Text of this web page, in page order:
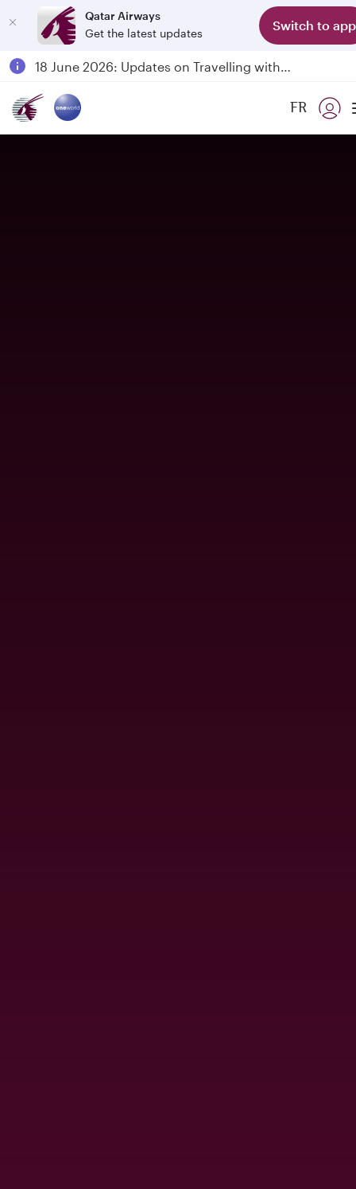
Qatar Airways
Get the latest updates
Switch to app
Passengers flying between Doha and Auckland on QR914 and QR915
18 June 2026: Updates on Travelling with Power Banks
FR